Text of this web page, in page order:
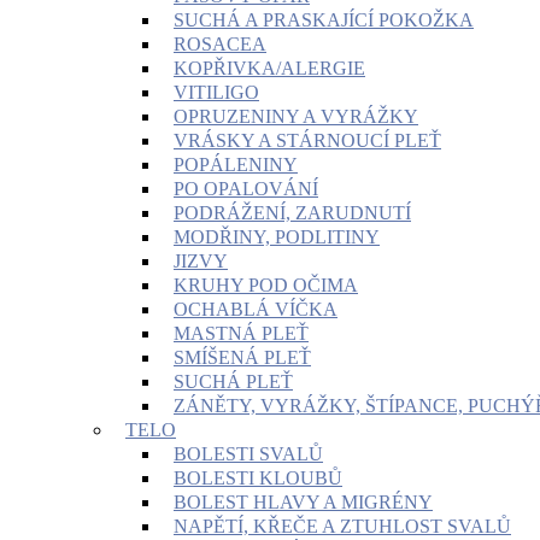
SUCHÁ A PRASKAJÍCÍ POKOŽKA
ROSACEA
KOPŘIVKA/ALERGIE
VITILIGO
OPRUZENINY A VYRÁŽKY
VRÁSKY A STÁRNOUCÍ PLEŤ
POPÁLENINY
PO OPALOVÁNÍ
PODRÁŽENÍ, ZARUDNUTÍ
MODŘINY, PODLITINY
JIZVY
KRUHY POD OČIMA
OCHABLÁ VÍČKA
MASTNÁ PLEŤ
SMÍŠENÁ PLEŤ
SUCHÁ PLEŤ
ZÁNĚTY, VYRÁŽKY, ŠTÍPANCE,
TELO
BOLESTI SVALŮ
BOLESTI KLOUBŮ
BOLEST HLAVY A MIGRÉNY
NAPĚTÍ, KŘEČE A ZTUHLOST SVALŮ